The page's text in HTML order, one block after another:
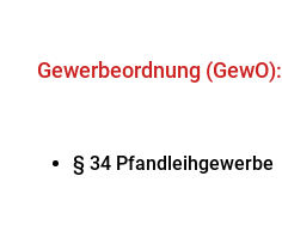
Gewerbeordnung (GewO):
§ 34 Pfandleihgewerbe